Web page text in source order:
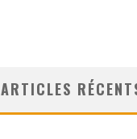
ARTICLES